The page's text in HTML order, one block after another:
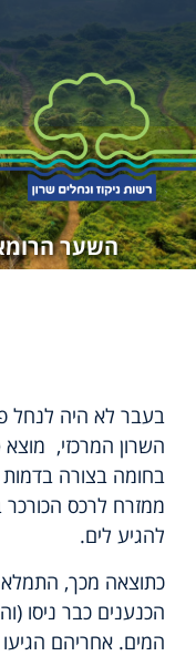
השער
בעבר לא היה לנחל
השרון המרכזי,
בחומה בצורה בדמות
ממזרח לרכס הכורכר
להגיע לים.
כתוצאה מכך,
הכנענים כבר ניסו
המים. אחריהם